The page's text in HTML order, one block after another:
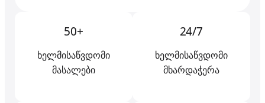
50+
ხელმისაწვდომი
მასალები
24/7
ხელმისაწვდომი
მხარდაჭერა